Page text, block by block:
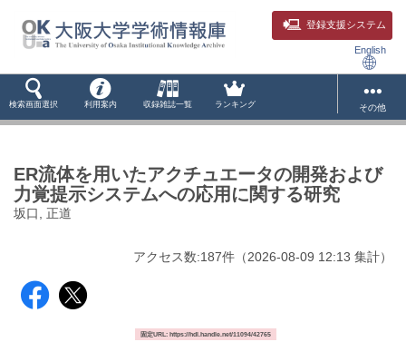
登録支援システム
English
検索画面選択 利用案内 収録雑誌一覧 ランキング その他
ER流体を用いたアクチュエータの開発および
力覚提示システムへの応用に関する研究
坂口, 正道
アクセス数:187件 （2026-08-09 12:13 集計）
固定URL: https://hdl.handle.net/11094/42765